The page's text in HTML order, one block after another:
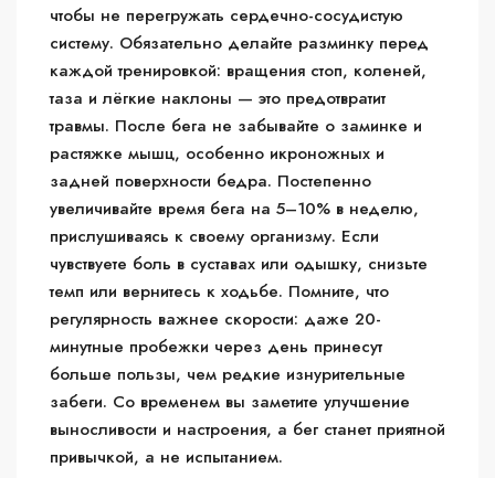
чтобы не перегружать сердечно-сосудистую
систему. Обязательно делайте разминку перед
каждой тренировкой: вращения стоп, коленей,
таза и лёгкие наклоны — это предотвратит
травмы. После бега не забывайте о заминке и
растяжке мышц, особенно икроножных и
задней поверхности бедра. Постепенно
увеличивайте время бега на 5–10% в неделю,
прислушиваясь к своему организму. Если
чувствуете боль в суставах или одышку, снизьте
темп или вернитесь к ходьбе. Помните, что
регулярность важнее скорости: даже 20-
минутные пробежки через день принесут
больше пользы, чем редкие изнурительные
забеги. Со временем вы заметите улучшение
выносливости и настроения, а бег станет приятной
привычкой, а не испытанием.